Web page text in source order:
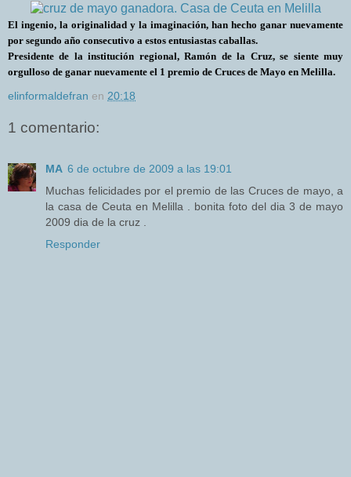
El ingenio, la originalidad y la imaginación, han hecho ganar nuevamente
por segundo año consecutivo a estos entusiastas caballas.
Presidente de la institución regional, Ramón de la Cruz, se siente muy
orgulloso de ganar nuevamente el 1 premio de Cruces de Mayo en Melilla.
elinformaldefran en 20:18
1 comentario:
MA 6 de octubre de 2009 a las 19:01
Muchas felicidades por el premio de las Cruces de mayo, a
la casa de Ceuta en Melilla . bonita foto del dia 3 de mayo
2009 dia de la cruz .
Responder